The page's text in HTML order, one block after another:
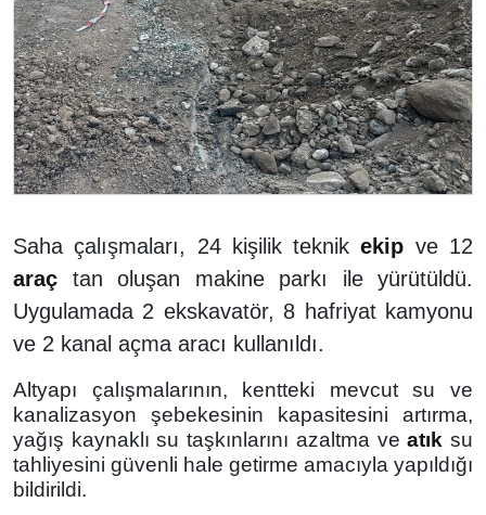
Saha çalışmaları, 24 kişilik teknikekip ve 12
araç tan oluşan makine parkı ile yürütüldü.
Uygulamada 2 ekskavatör, 8 hafriyat kamyonu
ve 2 kanal açma aracı kullanıldı.
Altyapı çalışmalarının, kentteki mevcut su ve
kanalizasyon şebekesinin kapasitesini artırma,
yağış kaynaklı su taşkınlarını azaltma veatık su
tahliyesini güvenli hale getirme amacıyla yapıldığı
bildirildi.